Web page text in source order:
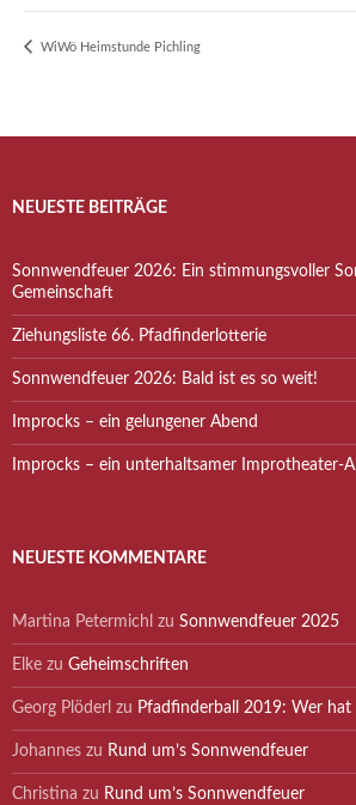
WiWö Heimstunde Pichling
NEUESTE BEITRÄGE
Sonnwendfeuer 2026: Ein stimmungsvoller
Gemeinschaft
Ziehungsliste 66. Pfadfinderlotterie
Sonnwendfeuer 2026: Bald ist es so weit!
Improcks – ein gelungener Abend
Improcks – ein unterhaltsamer Improtheater-
NEUESTE KOMMENTARE
Martina Petermichl zu Sonnwendfeuer 2025
Elke zu Geheimschriften
Georg Plöderl zu Pfadfinderball 2019: Wer hat
Johannes zu Rund um’s Sonnwendfeuer
Christina zu Rund um’s Sonnwendfeuer